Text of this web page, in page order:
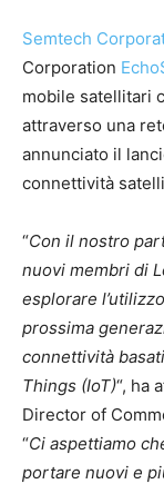
Semtech
Corporation
mobile satellitari
attraverso una
annunciato il
connettività
“Con il nostro
nuovi membri di
esplorare
prossima
connettività
Things (IoT)“, ha
Director of
“Ci aspettiamo
portare nuovi e